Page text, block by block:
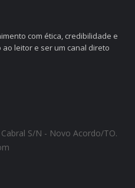
com ética, credibilidade e
leitor e ser um canal direto
S/N - Novo Acordo/TO.